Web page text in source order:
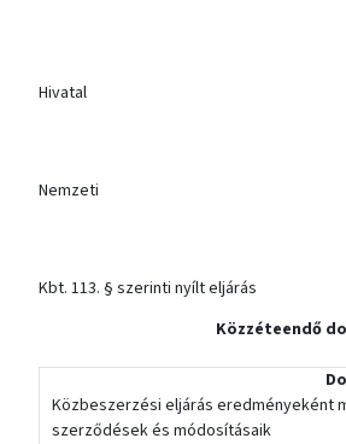
Hivatal
Nemzeti
Kbt. 113. § szerinti nyílt eljárás
Közzéteendő
Közbeszerzési eljárás eredményeként
szerződések és módosításaik